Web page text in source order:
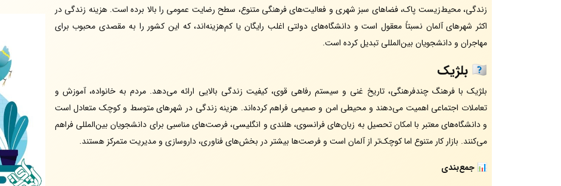
زندگی، محیط‌زیست پاک، فضاهای سبز شهری و فعالیت‌های فرهنگی متنوع، سطح رضایت عمومی را بالا برده است. هزینه زندگی در
اکثر شهرهای آلمان نسبتاً معقول است و دانشگاه‌های دولتی اغلب رایگان یا کم‌هزینه‌اند، که این کشور را به مقصدی محبوب برای
مهاجران و دانشجویان بین‌المللی تبدیل کرده است.
🇧🇪 بلژیک
بلژیک با فرهنگ چندفرهنگی، تاریخ غنی و سیستم رفاهی قوی، کیفیت زندگی بالایی ارائه می‌دهد. مردم به خانواده، آموزش و
تعاملات اجتماعی اهمیت می‌دهند و محیطی امن و صمیمی فراهم کرده‌اند. هزینه زندگی در شهرهای متوسط و کوچک متعادل است
و دانشگاه‌های معتبر با امکان تحصیل به زبان‌های فرانسوی، هلندی و انگلیسی، فرصت‌های مناسبی برای دانشجویان بین‌المللی فراهم
می‌کنند. بازار کار متنوع اما کوچک‌تر از آلمان است و فرصت‌ها بیشتر در بخش‌های فناوری، داروسازی و مدیریت متمرکز هستند.
📊 جمع‌بندی